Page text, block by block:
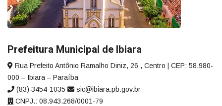
Prefeitura Municipal de Ibiara
Rua Prefeito Antônio Ramalho Diniz, 26 , Centro | CEP: 58.980-
000 – Ibiara – Paraíba
(83) 3454-1035
sic@ibiara.pb.gov.br
CNPJ.: 08.943.268/0001-79